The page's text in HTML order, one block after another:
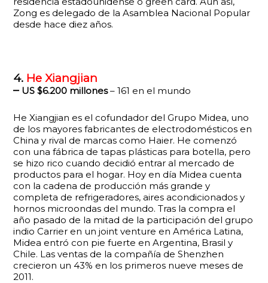
Zong es delegado de la Asamblea Nacional Popular
desde hace diez años.
4. He Xiangjian
– US $6.200 millones– 161 en el mundo
He Xiangjian es el cofundador del Grupo Midea, uno
de los mayores fabricantes de electrodomésticos en
China y rival de marcas como Haier. He comenzó
con una fábrica de tapas plásticas para botella, pero
se hizo rico cuando decidió entrar al mercado de
productos para el hogar. Hoy en día Midea cuenta
con la cadena de producción más grande y
completa de refrigeradores, aires acondicionados y
hornos microondas del mundo. Tras la compra el
año pasado de la mitad de la participación del grupo
indio Carrier en un joint venture en América Latina,
Midea entró con pie fuerte en Argentina, Brasil y
Chile. Las ventas de la compañía de Shenzhen
crecieron un 43% en los primeros nueve meses de
2011.